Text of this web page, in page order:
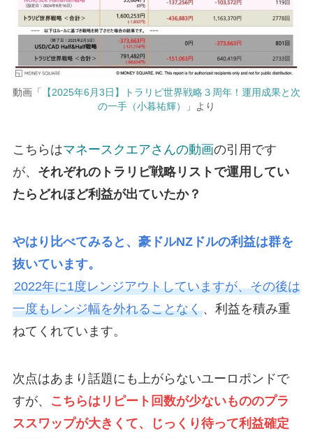
動画「
【2025年6月3日】トラリピ世界戦略３周年！運用成果と次
の一手（小暮祐輝）
」より
こちらはマネースクエアさんの動画の引用です
が、 それぞれのトラリピ戦略リストで運用してい
たらどれほど利益が出ていたか？
やはり比べてみると、豪ドルNZドルの利益は群を
抜いています。
2022年に1度レンジアウトしていますが、その後は
一度もレンジ幅を外れることなく、利益を積み重
ねてくれています。
次点はあまり話題にも上がらないユーロポンドで
すが、
こちらはリピート回数が少ないもののプラ
ススワップが大きくて、じっくり待って利益確定